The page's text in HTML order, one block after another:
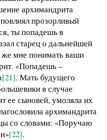
архимандрита
прозорливый
ты попадешь в
старец о дальнейшей
мне понимать ваши
«Попадешь –
[21]. Мать будущего
в случае
ее сыновей, умоляла их
архимандрита
со словами: «Поручаю
[22].